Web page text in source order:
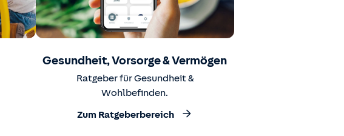
Gesundheit, Vorsorge & Vermögen
Ratgeber für Gesundheit &
Wohlbefinden.
Zum Ratgeberbereich